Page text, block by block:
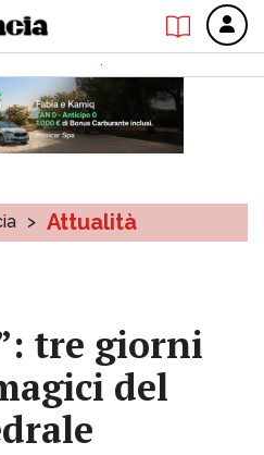
> Attualità
tre giorni
del